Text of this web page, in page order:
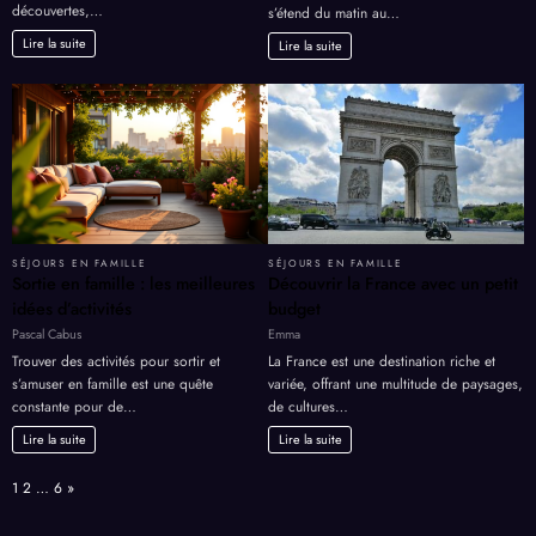
beaucoup de familles apprécient
lorsqu’elles recherchent de nouvelles
découvertes,…
Lire la suite
De nombreuses familles se retrouvent
prises dans un tourbillon d’activités qui
s’étend du matin au…
Lire la suite
SÉJOURS EN FAMILLE
Sortie en famille : les meilleures
idées d’activités
Pascal Cabus
Trouver des activités pour sortir et
s’amuser en famille est une quête
constante pour de…
Lire la suite
SÉJOURS EN FAMILLE
Découvrir la France avec un petit
budget
Emma
La France est une destination riche et
variée, offrant une multitude de paysages,
de cultures…